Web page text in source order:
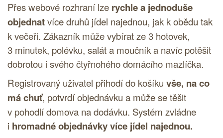
Přes webové rozhraní lze rychle a jednoduše
objednatvíce druhů jídel najednou, jak k obědu tak
k večeři. Zákazník může vybírat ze 3 hotovek,
3 minutek, polévku, salát a moučník a navíc potěšit
dobrotou i svého čtyřnohého domácího mazlíčka.
Registrovaný uživatel přihodí do košíku vše, na co
má chuť, potvrdí objednávku a může se těšit
v pohodlí domova na dodávku. Systém zvládne
i hromadné objednávky více jídel najednou.